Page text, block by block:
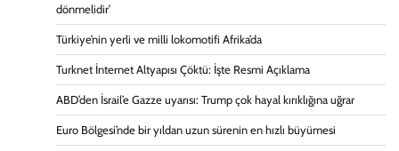
dönmelidir’
Türkiye’nin yerli ve milli lokomotifi Afrika’da
Turknet İnternet Altyapısı Çöktü: İşte Resmi Açıklama
ABD’den İsrail’e Gazze uyarısı: Trump çok hayal kırıklığına uğrar
Euro Bölgesi’nde bir yıldan uzun sürenin en hızlı büyümesi